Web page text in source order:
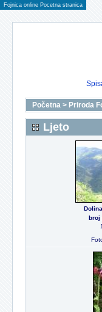
Fojnica online Pocetna stranica
Početna > Priroda
Ljeto
broj